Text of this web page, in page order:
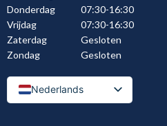
Donderdag
07:30-16:30
Vrijdag
07:30-16:30
Zaterdag
Gesloten
Zondag
Gesloten
Nederlands